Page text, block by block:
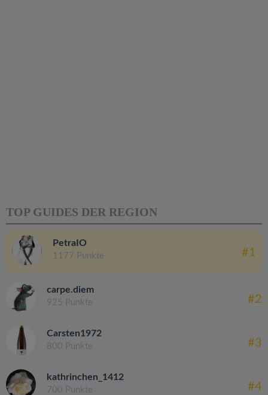
TOP GUIDES DER REGION
PetraIO
1177 Punkte #1
carpe.diem
925 Punkte #2
Carsten1972
800 Punkte #3
kathrinchen_1412
700 Punkte #4